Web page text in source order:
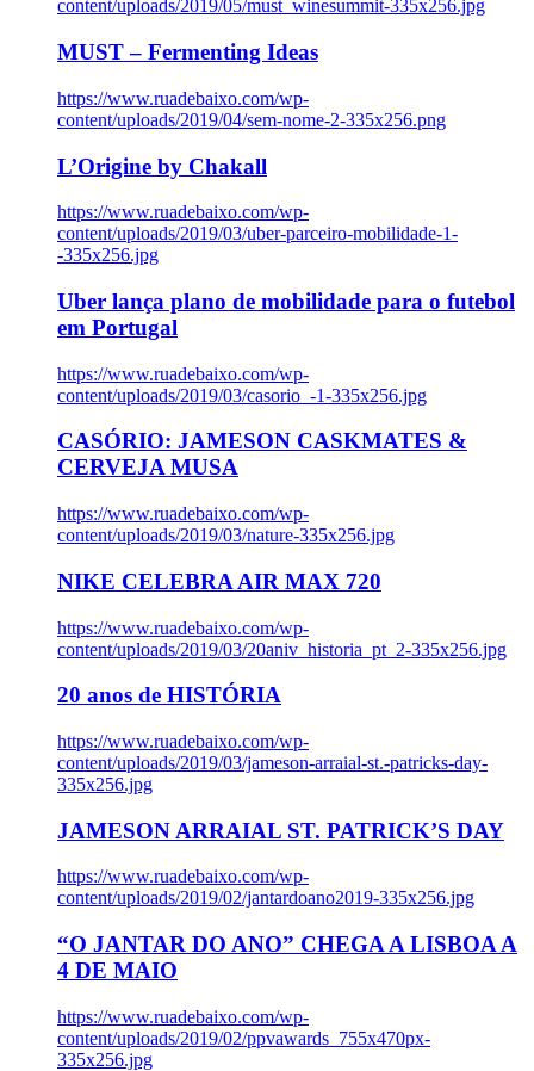
content/uploads/2019/05/must_winesummit-335x256.jpg
MUST – Fermenting Ideas
https://www.ruadebaixo.com/wp-
content/uploads/2019/04/sem-nome-2-335x256.png
L’Origine by Chakall
https://www.ruadebaixo.com/wp-
content/uploads/2019/03/uber-parceiro-mobilidade-1-
-335x256.jpg
Uber lança plano de mobilidade para o futebol
em Portugal
https://www.ruadebaixo.com/wp-
content/uploads/2019/03/casorio_-1-335x256.jpg
CASÓRIO: JAMESON CASKMATES &
CERVEJA MUSA
https://www.ruadebaixo.com/wp-
content/uploads/2019/03/nature-335x256.jpg
NIKE CELEBRA AIR MAX 720
https://www.ruadebaixo.com/wp-
content/uploads/2019/03/20aniv_historia_pt_2-335x256.jpg
20 anos de HISTÓRIA
https://www.ruadebaixo.com/wp-
content/uploads/2019/03/jameson-arraial-st.-patricks-day-
335x256.jpg
JAMESON ARRAIAL ST. PATRICK’S DAY
https://www.ruadebaixo.com/wp-
content/uploads/2019/02/jantardoano2019-335x256.jpg
“O JANTAR DO ANO” CHEGA A LISBOA A
4 DE MAIO
https://www.ruadebaixo.com/wp-
content/uploads/2019/02/ppvawards_755x470px-
335x256.jpg